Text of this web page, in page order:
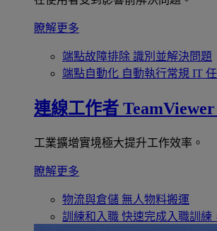
瞭解更多
端點故障排除 識別並解決問題
端點自動化 自動執行常規 IT
連線工作者
工業擴增實境極大提升工作效率。
瞭解更多
物流與倉儲 無人物料搬運
訓練和入職 快速完成入職訓練